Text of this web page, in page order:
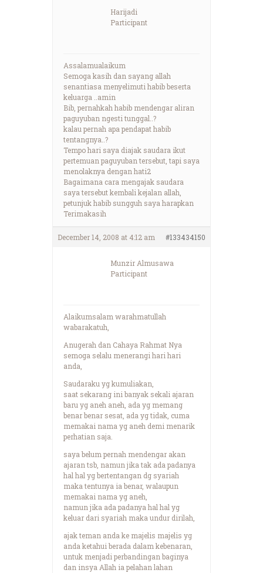
Harijadi
Participant
Assalamualaikum
Semoga kasih dan sayang allah
senantiasa menyelimuti habib beserta
keluarga ..amin
Bib, pernahkah habib mendengar aliran
paguyuban ngesti tunggal..?
kalau pernah apa pendapat habib
tentangnya..?
Tempo hari saya diajak saudara ikut
pertemuan paguyuban tersebut, tapi saya
menolaknya dengan hati2
Bagaimana cara mengajak saudara
saya tersebut kembali kejalan allah,
petunjuk habib sungguh saya harapkan
Terimakasih
December 14, 2008 at 4:12 am #133434150
Munzir Almusawa
Participant
Alaikumsalam warahmatullah
wabarakatuh,
Anugerah dan Cahaya Rahmat Nya
semoga selalu menerangi hari hari
anda,
Saudaraku yg kumuliakan,
saat sekarang ini banyak sekali ajaran
baru yg aneh aneh, ada yg memang
benar benar sesat, ada yg tidak, cuma
memakai nama yg aneh demi menarik
perhatian saja.
saya belum pernah mendengar akan
ajaran tsb, namun jika tak ada padanya
hal hal yg bertentangan dg syariah
maka tentunya ia benar, walaupun
memakai nama yg aneh,
namun jika ada padanya hal hal yg
keluar dari syariah maka undur dirilah,
ajak teman anda ke majelis majelis yg
anda ketahui berada dalam kebenaran,
untuk menjadi perbandingan baginya
dan insya Allah ia pelahan lahan